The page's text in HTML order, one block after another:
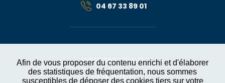
Afin de vous proposer du contenu enrichi et d'élaborer
des statistiques de fréquentation, nous sommes
susceptibles de déposer des cookies tiers sur votre
04 67 33 89 01
MENTIONS LÉGALES
PLAN DU SITE